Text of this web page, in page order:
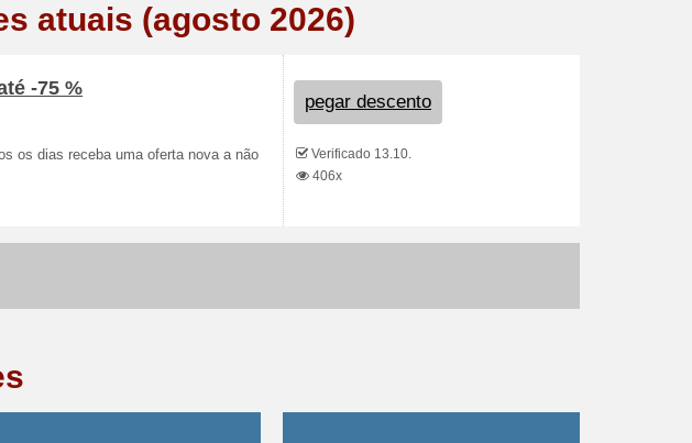
atuais (agosto 2026)
-75 %
os dias receba uma oferta nova a não
pegar descento
Verificado 13.10.
406x